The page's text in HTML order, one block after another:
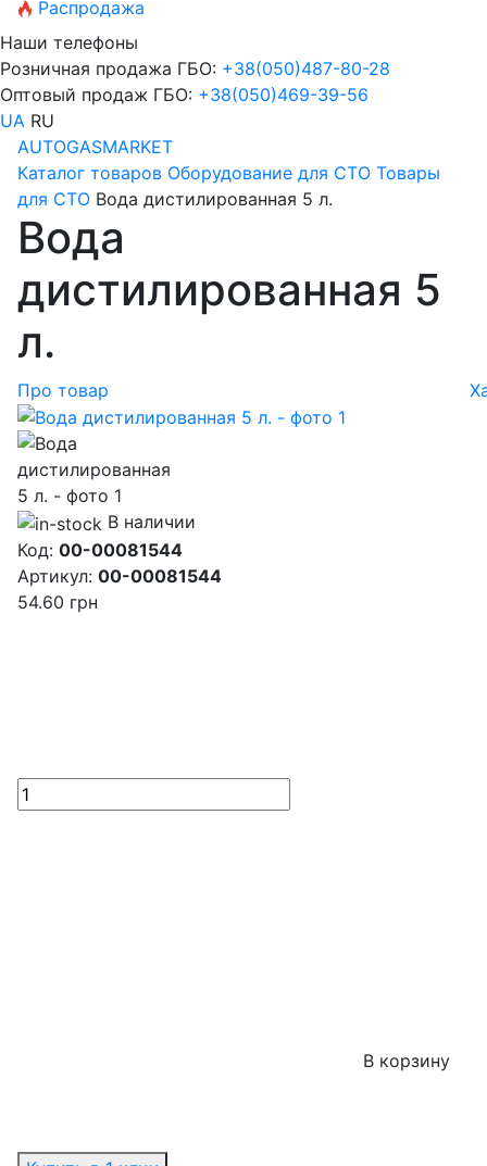
Распродажа
Наши телефоны
Розничная продажа ГБО: +38(050)487-80-28
Оптовый продаж ГБО: +38(050)469-39-56
UA RU
AUTOGASMARKET
Каталог товаров Оборудование для СТО Товары
для СТО Вода дистилированная 5 л.
Вода
дистилированная 5
л.
Про товар
В наличии
Код: 00-00081544
Артикул: 00-00081544
54.60 грн
В корзину